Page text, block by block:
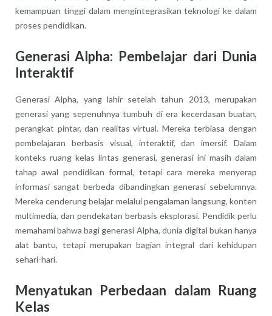
kemampuan tinggi dalam mengintegrasikan teknologi ke dalam
proses pendidikan.
Generasi Alpha: Pembelajar dari Dunia
Interaktif
Generasi Alpha, yang lahir setelah tahun 2013, merupakan
generasi yang sepenuhnya tumbuh di era kecerdasan buatan,
perangkat pintar, dan realitas virtual. Mereka terbiasa dengan
pembelajaran berbasis visual, interaktif, dan imersif. Dalam
konteks ruang kelas lintas generasi, generasi ini masih dalam
tahap awal pendidikan formal, tetapi cara mereka menyerap
informasi sangat berbeda dibandingkan generasi sebelumnya.
Mereka cenderung belajar melalui pengalaman langsung, konten
multimedia, dan pendekatan berbasis eksplorasi. Pendidik perlu
memahami bahwa bagi generasi Alpha, dunia digital bukan hanya
alat bantu, tetapi merupakan bagian integral dari kehidupan
sehari-hari.
Menyatukan Perbedaan dalam Ruang
Kelas